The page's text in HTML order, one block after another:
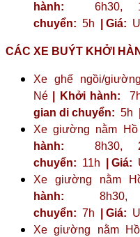
hành: 6h30,
chuyển: 5h | Giá:
CÁC XE BUÝT KHỞI
Xe ghế ngồi/
Né
| Khởi hành:
gian di chuyển: 5h
Xe giường nằm
hành: 8h30,
chuyển: 11h | Giá:
Xe giường nằm
hành: 8h30,
chuyển: 7h | Giá:
Xe giường nằm